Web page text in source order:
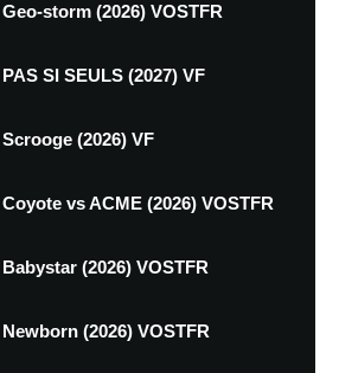
storm (2026) VOSTFR
SI SEULS (2027) VF
(2026) VF
vs ACME (2026) VOSTFR
(2026) VOSTFR
(2026) VOSTFR